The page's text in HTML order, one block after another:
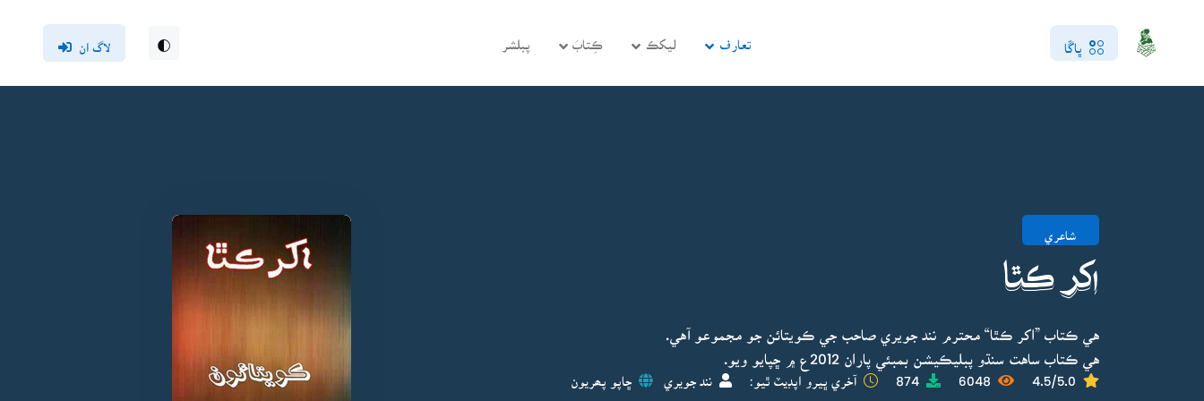
ڀاڱا تعارف ليکڪ ڪِتابَ پبلشر لاگ ان
شاعري
اکر ڪٿا
هي ڪتاب ”اکر ڪٿا“ محترم نند جويري صاحب جي ڪويتائن جو مجموعو آهي.
هي ڪتاب ساهت سنڌو پبليڪيشن بمبئي پاران 2012ع ۾ ڇپايو ويو.
4.5/5.0
6048
874 آخري ڀيرو اپڊيٽ ٿيو: ڇاپو پھريون